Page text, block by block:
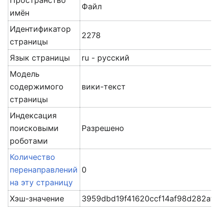
имён
Файл
Идентификатор
страницы
2278
Язык страницы
ru - русский
Модель
содержимого
страницы
вики-текст
Индексация
поисковыми
роботами
Разрешено
Количество
перенаправлений
на эту страницу
0
Хэш-значение